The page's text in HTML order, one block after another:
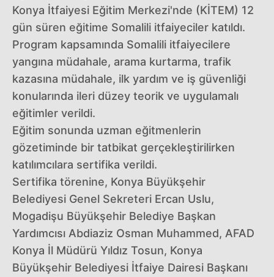
Konya İtfaiyesi Eğitim Merkezi'nde (KİTEM) 12
gün süren eğitime Somalili itfaiyeciler katıldı.
Program kapsamında Somalili itfaiyecilere
yangına müdahale, arama kurtarma, trafik
kazasına müdahale, ilk yardım ve iş güvenliği
konularında ileri düzey teorik ve uygulamalı
eğitimler verildi.
Eğitim sonunda uzman eğitmenlerin
gözetiminde bir tatbikat gerçekleştirilirken
katılımcılara sertifika verildi.
Sertifika törenine, Konya Büyükşehir
Belediyesi Genel Sekreteri Ercan Uslu,
Mogadişu Büyükşehir Belediye Başkan
Yardımcısı Abdiaziz Osman Muhammed, AFAD
Konya İl Müdürü Yıldız Tosun, Konya
Büyükşehir Belediyesi İtfaiye Dairesi Başkanı